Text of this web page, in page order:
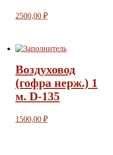
2500,00 ₽
Воздуховод
(гофра нерж.) 1
м. D-135
1500,00 ₽